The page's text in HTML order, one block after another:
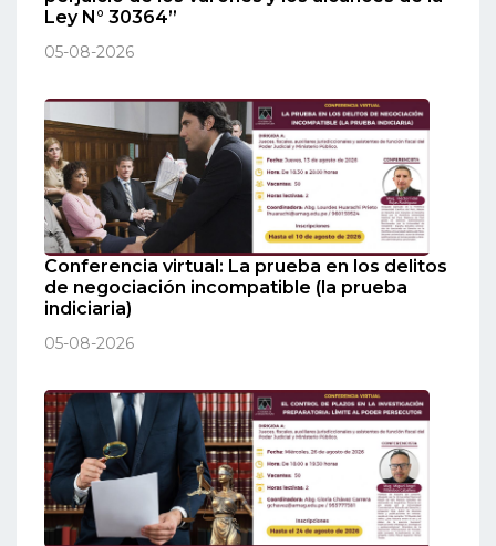
Ley N° 30364”
05-08-2026
Conferencia virtual: La prueba en los delitos
de negociación incompatible (la prueba
indiciaria)
05-08-2026